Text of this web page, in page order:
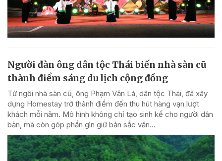
Người đàn ông dân tộc Thái biến nhà sàn cũ
thành điểm sáng du lịch cộng đồng
Từ ngôi nhà sàn cũ, ông Phạm Văn Lá, dân tộc Thái, đã xây
dựng Homestay trở thành điểm đến thu hút hàng vạn lượt
khách mỗi năm. Mô hình không chỉ tạo sinh kế cho người dân
bản, mà còn góp phần gìn giữ bản sắc văn...